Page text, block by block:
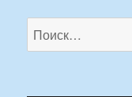
Искать: